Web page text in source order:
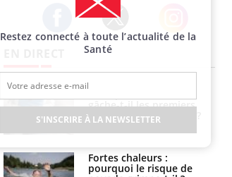
Facebook Twitter Instagram
gâche-t-il les premiers
jours de vos vacances ?
Fortes chaleurs :
pourquoi le risque de
de protéines pourrait
finalement être bénéfique
Grossesse et chaleur : ce
que dit la science
Restez connecté à toute l’actualité de la
Santé
S'INSCRIRE À LA NEWSLETTER